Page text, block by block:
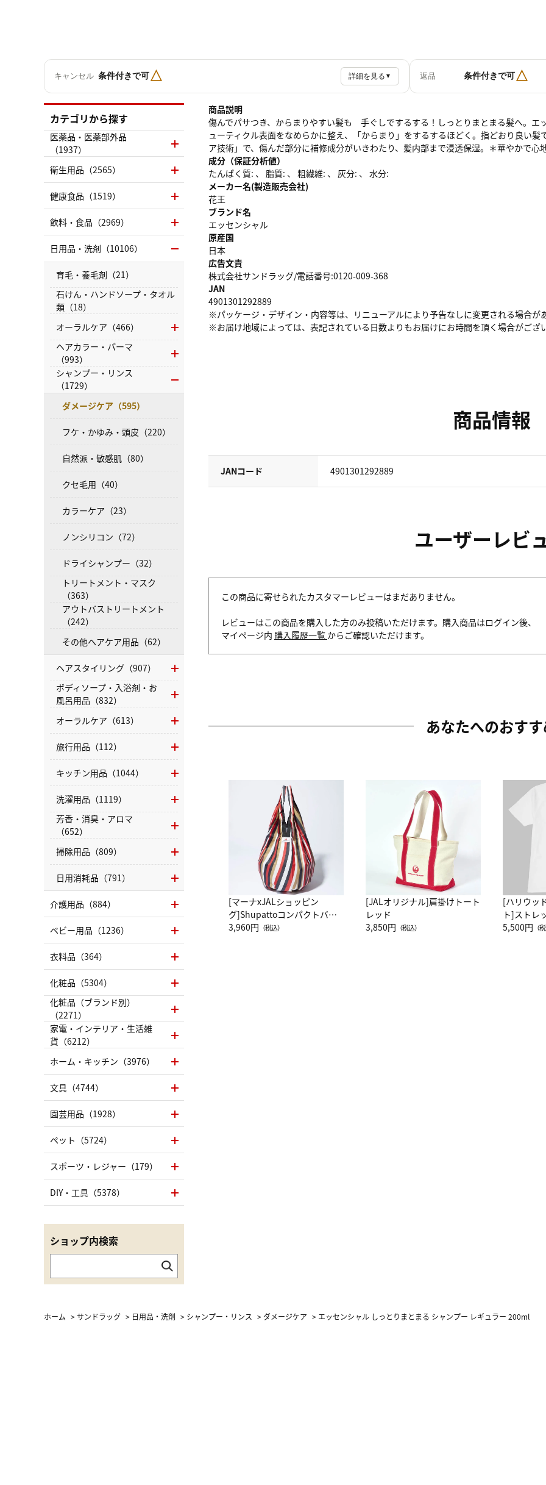
キャンセル 条件付きで可△ 詳細を見る ▼ 返品 条件付きで可△
商品説明
傷んでパサつき、からまりやすい髪も 手ぐしでするする！しっとりまとまる髪へ。エ
ューティクル表面をなめらかに整え、「からまり」をするするほどく。指どおり良い
ア技術」で、傷んだ部分に補修成分がいきわたり、髪内部まで浸透保湿。＊華やかで
成分（保証分析値）
たんぱく質: 、 脂質: 、 粗繊維: 、 灰分: 、 水分:
メーカー名(製造販売会社)
花王
ブランド名
エッセンシャル
原産国
日本
広告文責
株式会社サンドラッグ/電話番号:0120-009-368
JAN
4901301292889
※パッケージ・デザイン・内容等は、リニューアルにより予告なしに変更される場合が
※お届け地域によっては、表記されている日数よりもお届けにお時間を頂く場合がござ
商品情報
JANコード 4901301292889
ユーザーレビ
この商品に寄せられたカスタマーレビューはまだありません。
レビューはこの商品を購入した方のみ投稿いただけます。購入商品はログイン後、
マイページ内 購入履歴一覧 からご確認いただけます。
あなたへのおす
[マーナxJALショッピン
グ]Shupattoコンパクトバッ
グ Drop JAL客室乗務員
3,960円 （税込）
[JALオリジナル]肩掛けトート
レッド
3,850円 （税込）
[ハリウッ
ト]ストレ
ーネック
5,500円 （
カテゴリから探す
医薬品・医薬部外品
（1937）
衛生用品（2565）
健康食品（1519）
飲料・食品（2969）
日用品・洗剤（10106）
育毛・養毛剤（21）
石けん・ハンドソープ・タオル
類（18）
オーラルケア（466）
ヘアカラー・パーマ
（993）
シャンプー・リンス
（1729）
ダメージケア（595）
フケ・かゆみ・頭皮（220）
自然派・敏感肌（80）
クセ毛用（40）
カラーケア（23）
ノンシリコン（72）
ドライシャンプー（32）
トリートメント・マスク
（363）
アウトバストリートメント
（242）
その他ヘアケア用品（62）
ヘアスタイリング（907）
ボディソープ・入浴剤・お
風呂用品（832）
オーラルケア（613）
旅行用品（112）
キッチン用品（1044）
洗濯用品（1119）
芳香・消臭・アロマ
（652）
掃除用品（809）
日用消耗品（791）
介護用品（884）
ベビー用品（1236）
衣料品（364）
化粧品（5304）
化粧品（ブランド別）
（2271）
家電・インテリア・生活雑
貨（6212）
ホーム・キッチン（3976）
文具（4744）
園芸用品（1928）
ペット（5724）
スポーツ・レジャー（179）
DIY・工具（5378）
ショップ内検索
ホーム >サンドラッグ > 日用品・洗剤 > シャンプー・リンス > ダメージケア > エッセンシャル しっとりまとまる シャンプー レギュラー 200ml